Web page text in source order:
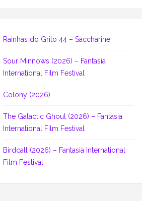
Rainhas do Grito 44 – Saccharine
Sour Minnows (2026) – Fantasia
International Film Festival
Colony (2026)
The Galactic Ghoul (2026) – Fantasia
International Film Festival
Birdcall (2026) – Fantasia International
Film Festival